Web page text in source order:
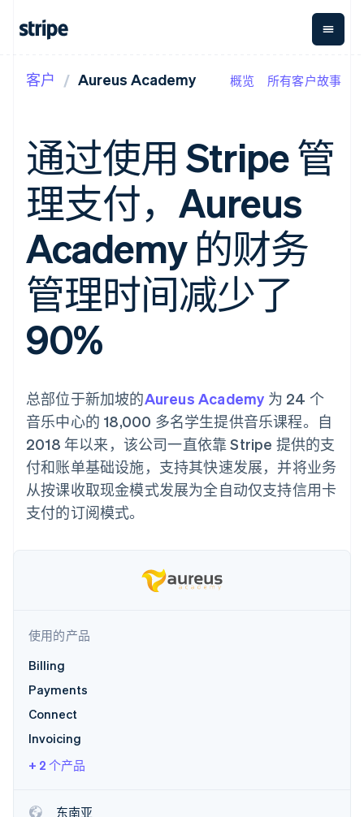
支付
在线支付
Payment links
无代码支付
Checkout
预构建支付界
Elements
灵活的 UI 组件
Payment
methods
接入 125+ 种支
Authorization
Boost
Link
加速结账
营收
经常性收入
Metronome
按用量计费
Subscriptions
订阅管理
一次性或定期
账单
Tax
销售税和增值
税自动化
Data Pipeline
数据同步
资金管
Payouts
方打款
平台
更多
Product roadmap
了解未来规划
欺诈防范
碳移除
按企业阶段
按应用场景
加密货币
电子商务
嵌入式金融
财务自动化
全球化企业
应用内支付
按行业
AI 企业
创作者经济
游戏
酒店、旅游与休闲
媒体与娱乐
专业服务
公共部门
文档
库与 SDK
Stripe Apps
指南
接受线上付款
实施预置结账流程
构建平台或交易市场
管理订阅
提供按用量计费
资源
应用集成
代码示例
开发者博客
API 状态
学习
指南
支持
获取支持
托管支持方案
专业服务
招聘
资讯中心
Stripe Press
联系
联系销售
客户 Aureus Academy 概览 所有客户故事
通过使用 Stripe 管
理支付，Aureus
Academy 的财务
管理时间减少了
90%
总部位于新加坡的Aureus Academy 为 24 个
音乐中心的 18,000 多名学生提供音乐课程。自
2018 年以来，该公司一直依靠 Stripe 提供的支
付和账单基础设施，支持其快速发展，并将业务
从按课收取现金模式发展为全自动仅支持信用卡
支付的订阅模式。
使用的产品
Billing
Payments
Connect
Invoicing
+ 2 个产品
东南亚